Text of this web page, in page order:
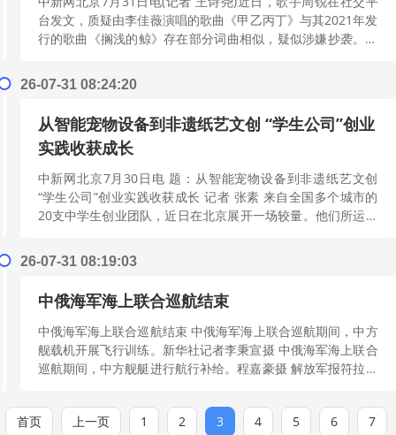
台发文，质疑由李佳薇演唱的歌曲《甲乙丙丁》与其2021年发
行的歌曲《搁浅的鲸》存在部分词曲相似，疑似涉嫌抄袭。随
26-07-31 08:24:20
从智能宠物设备到非遗纸艺文创 “学生公司”创业
实践收获成长
中新网北京7月30日电 题：从智能宠物设备到非遗纸艺文创
“学生公司”创业实践收获成长 记者 张素 来自全国多个城市的
20支中学生创业团队，近日在北京展开一场较量。他们所运营
26-07-31 08:19:03
中俄海军海上联合巡航结束
中俄海军海上联合巡航结束 中俄海军海上联合巡航期间，中方
舰载机开展飞行训练。新华社记者李秉宣摄 中俄海军海上联合
巡航期间，中方舰艇进行航行补给。程嘉豪摄 解放军报符拉迪
首页 上一页 1 2 3 4 5 6 7